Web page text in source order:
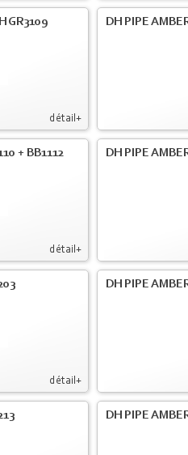
détail+
GR3109 DH PIPE
détail+
+ BB1112 DH PIPE
détail+
DH PIPE
DH PIPE